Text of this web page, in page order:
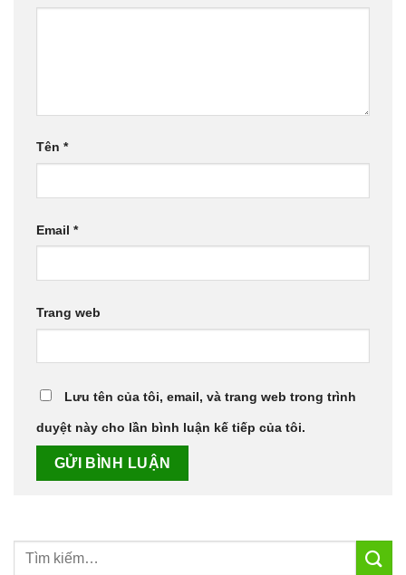
Tên *
Email *
Trang web
Lưu tên của tôi, email, và trang web trong trình
duyệt này cho lần bình luận kế tiếp của tôi.